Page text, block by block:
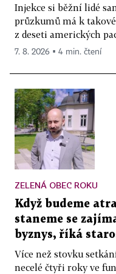
Injekce si běžní lidé
průzkumů má k
z deseti amerických
7. 8. 2026 ▪ 4 min. čtení
ZELENÁ OBEC ROKU
Když budeme
staneme se
byznys, říká
Více než stovku
necelé čtyři roky ve